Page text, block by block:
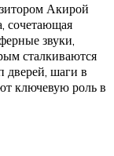
Акирой
сочетающая
звуки,
сталкиваются
дверей, шаги в
ключевую роль в